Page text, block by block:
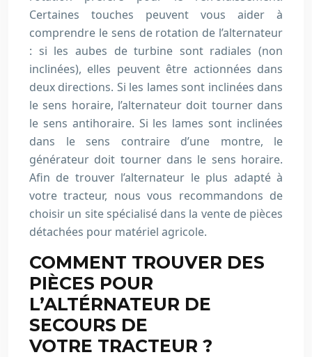
Certaines touches peuvent vous aider à
comprendre le sens de rotation de l’alternateur
: si les aubes de turbine sont radiales (non
inclinées), elles peuvent être actionnées dans
deux directions. Si les lames sont inclinées dans
le sens horaire, l’alternateur doit tourner dans
le sens antihoraire. Si les lames sont inclinées
dans le sens contraire d’une montre, le
générateur doit tourner dans le sens horaire.
Afin de trouver l’alternateur le plus adapté à
votre tracteur, nous vous recommandons de
choisir un site spécialisé dans la vente de pièces
détachées pour matériel agricole.
COMMENT TROUVER DES
PIÈCES POUR
L’ALTÉRNATEUR DE
SECOURS DE
VOTRE TRACTEUR ?